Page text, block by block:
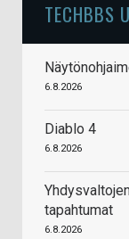
TECHBBS
6.8.2026
Diablo 4
6.8.2026
tapahtumat
6.8.2026